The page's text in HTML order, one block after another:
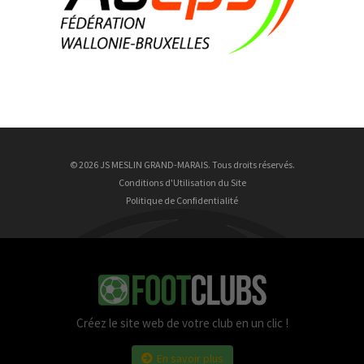
27 ans
9 Août
© 2026 JS MESLIN GRAND-MARAIS. Tous droits réservés.
Conditions d'Utilisation du Site
Politique de Confidentialité
Créez le site web de votre club en un clic !
En savoir plus